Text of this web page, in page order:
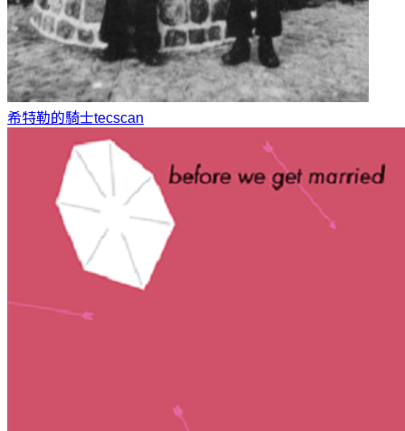
希特勒的騎士tecscan